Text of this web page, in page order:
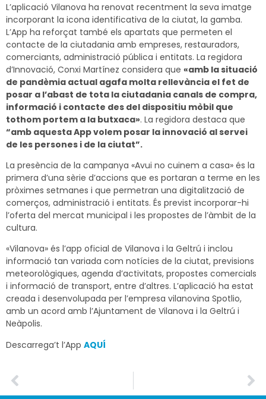
L’aplicació Vilanova ha renovat recentment la seva imatge
incorporant la icona identificativa de la ciutat, la gamba.
L’App ha reforçat també els apartats que permeten el
contacte de la ciutadania amb empreses, restauradors,
comerciants, administració pública i entitats. La regidora
d’Innovació, Conxi Martínez considera que «amb la situació
de pandèmia actual agafa molta rellevància el fet de
posar a l’abast de tota la ciutadania canals de compra,
informació i contacte des del dispositiu mòbil que
tothom portem a la butxaca». La regidora destaca que
“amb aquesta App volem posar la innovació al servei
de les persones i de la ciutat”.
La presència de la campanya «Avui no cuinem a casa» és la
primera d’una sèrie d’accions que es portaran a terme en les
pròximes setmanes i que permetran una digitalització de
comerços, administració i entitats. És previst incorporar-hi
l’oferta del mercat municipal i les propostes de l’àmbit de la
cultura.
«Vilanova» és l’app oficial de Vilanova i la Geltrú i inclou
informació tan variada com notícies de la ciutat, previsions
meteorològiques, agenda d’activitats, propostes comercials
i informació de transport, entre d’altres. L’aplicació ha estat
creada i desenvolupada per l’empresa vilanovina Spotlio,
amb un acord amb l’Ajuntament de Vilanova i la Geltrú i
Neàpolis.
Descarrega’t l’App AQUÍ